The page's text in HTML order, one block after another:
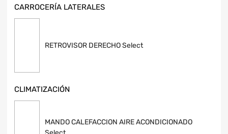
CARROCERÍA LATERALES
RETROVISOR DERECHO Select
CLIMATIZACIÓN
MANDO CALEFACCION AIRE ACONDICIONADO